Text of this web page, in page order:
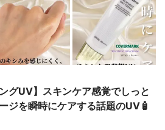
グUV】スキンケア感覚でしっと
ジを瞬時にケアする話題のUV🧴